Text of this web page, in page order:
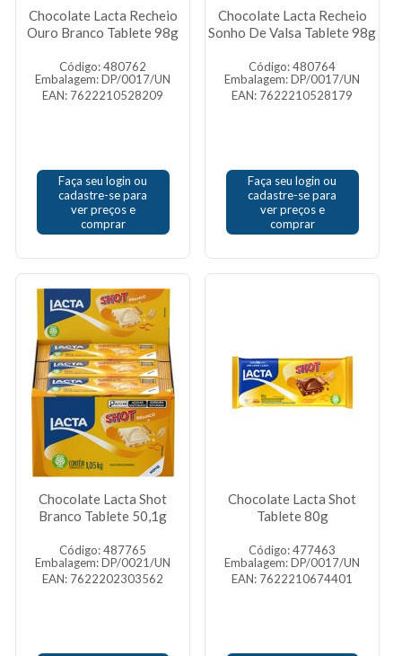
Chocolate Lacta Recheio
Ouro Branco Tablete 98g
Código: 480762
Embalagem: DP/0017/UN
EAN: 7622210528209
Faça seu login ou
cadastre-se para
ver preços e
comprar
Chocolate Lacta Recheio
Sonho De Valsa Tablete 98g
Código: 480764
Embalagem: DP/0017/UN
EAN: 7622210528179
Faça seu login ou
cadastre-se para
ver preços e
comprar
Chocolate Lacta Shot
Branco Tablete 50,1g
Código: 487765
Embalagem: DP/0021/UN
EAN: 7622202303562
Chocolate Lacta Shot
Tablete 80g
Código: 477463
Embalagem: DP/0017/UN
EAN: 7622210674401